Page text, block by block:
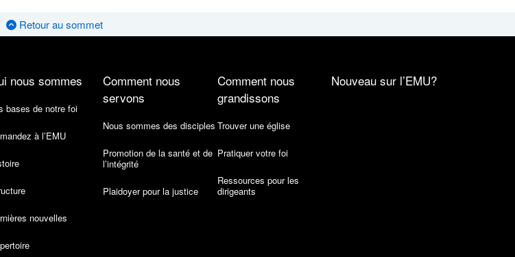
Retour au sommet
nous sommes
bases de notre foi
à l’EMU
nouvelles
Comment nous
servons
Nous sommes des disciples
Promotion de la santé et de
l’intégrité
Plaidoyer pour la justice
Comment nous
grandissons
Trouver une église
Pratiquer votre foi
Ressources pour les
dirigeants
Nouveau sur l’EMU?